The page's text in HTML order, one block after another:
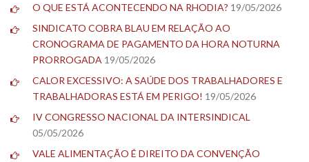
O QUE ESTÁ ACONTECENDO NA RHODIA? 19/05/2026
SINDICATO COBRA BLAU EM RELAÇÃO AO
CRONOGRAMA DE PAGAMENTO DA HORA NOTURNA
PRORROGADA 19/05/2026
CALOR EXCESSIVO: A SAÚDE DOS TRABALHADORES E
TRABALHADORAS ESTÁ EM PERIGO! 19/05/2026
IV CONGRESSO NACIONAL DA INTERSINDICAL
05/05/2026
VALE ALIMENTAÇÃO É DIREITO DA CONVENÇÃO